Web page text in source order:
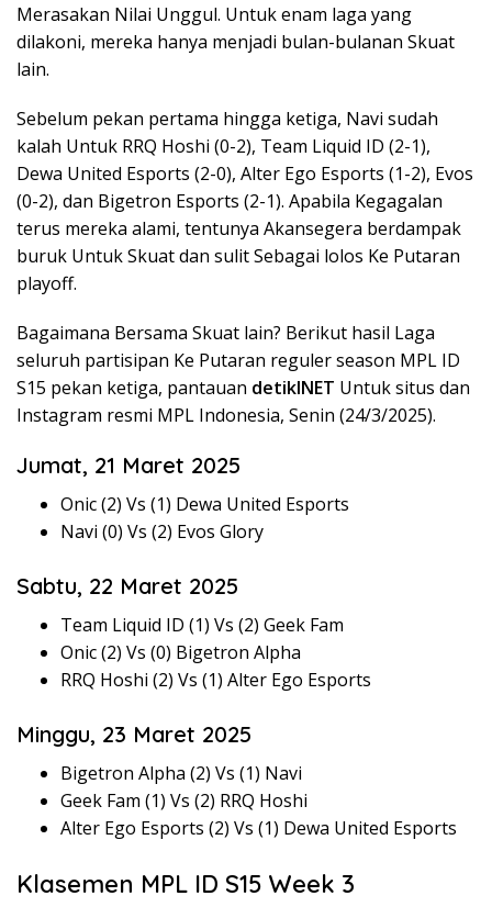
Merasakan Nilai Unggul. Untuk enam laga yang
dilakoni, mereka hanya menjadi bulan-bulanan Skuat
lain.
Sebelum pekan pertama hingga ketiga, Navi sudah
kalah Untuk RRQ Hoshi (0-2), Team Liquid ID (2-1),
Dewa United Esports (2-0), Alter Ego Esports (1-2), Evos
(0-2), dan Bigetron Esports (2-1). Apabila Kegagalan
terus mereka alami, tentunya Akansegera berdampak
buruk Untuk Skuat dan sulit Sebagai lolos Ke Putaran
playoff.
Bagaimana Bersama Skuat lain? Berikut hasil Laga
seluruh partisipan Ke Putaran reguler season MPL ID
S15 pekan ketiga, pantauan detikINET Untuk situs dan
Instagram resmi MPL Indonesia, Senin (24/3/2025).
Jumat, 21 Maret 2025
Onic (2) Vs (1) Dewa United Esports
Navi (0) Vs (2) Evos Glory
Sabtu, 22 Maret 2025
Team Liquid ID (1) Vs (2) Geek Fam
Onic (2) Vs (0) Bigetron Alpha
RRQ Hoshi (2) Vs (1) Alter Ego Esports
Minggu, 23 Maret 2025
Bigetron Alpha (2) Vs (1) Navi
Geek Fam (1) Vs (2) RRQ Hoshi
Alter Ego Esports (2) Vs (1) Dewa United Esports
Klasemen MPL ID S15 Week 3